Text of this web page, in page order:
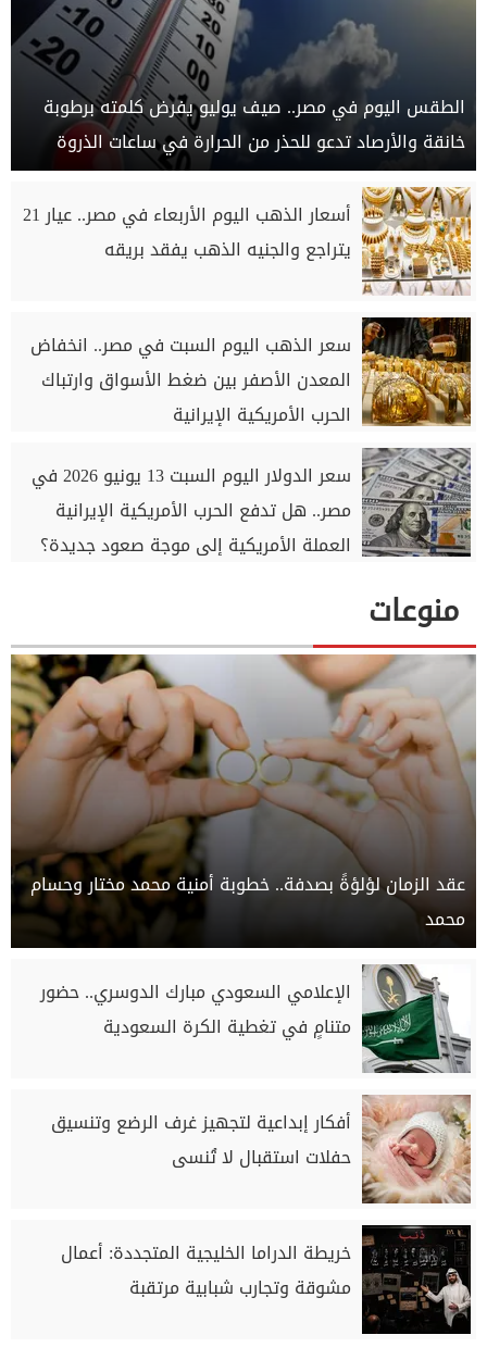
الطقس اليوم في مصر.. صيف يوليو يفرض كلمته برطوبة
خانقة والأرصاد تدعو للحذر من الحرارة في ساعات الذروة
أسعار الذهب اليوم الأربعاء في مصر.. عيار 21
يتراجع والجنيه الذهب يفقد بريقه
سعر الذهب اليوم السبت في مصر.. انخفاض
المعدن الأصفر بين ضغط الأسواق وارتباك
الحرب الأمريكية الإيرانية
سعر الدولار اليوم السبت 13 يونيو 2026 في
مصر.. هل تدفع الحرب الأمريكية الإيرانية
العملة الأمريكية إلى موجة صعود جديدة؟
منوعات
عقد الزمان لؤلؤةً بصدفة.. خطوبة أمنية محمد مختار وحسام
محمد
الإعلامي السعودي مبارك الدوسري.. حضور
متنامٍ في تغطية الكرة السعودية
أفكار إبداعية لتجهيز غرف الرضع وتنسيق
حفلات استقبال لا تُنسى
خريطة الدراما الخليجية المتجددة: أعمال
مشوقة وتجارب شبابية مرتقبة